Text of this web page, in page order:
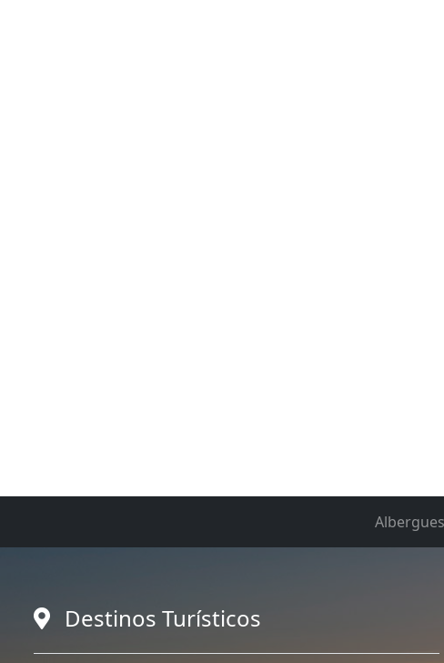
Albergues
Destinos Turísticos